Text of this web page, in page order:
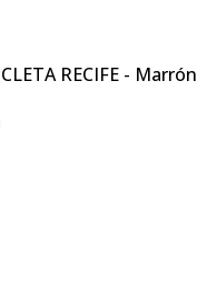
RECIFE - Marrón